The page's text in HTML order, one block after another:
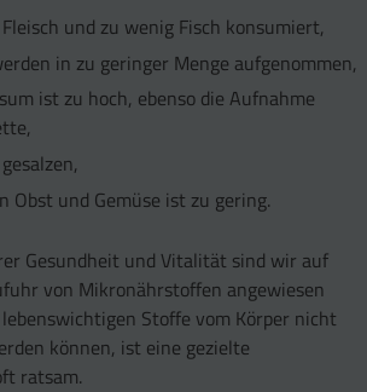
und zu wenig Fisch konsumiert,
in zu geringer Menge aufgenommen,
ist zu hoch, ebenso die Aufnahme
Obst und Gemüse ist zu gering.
Gesundheit und Vitalität sind wir auf
von Mikronährstoffen angewiesen
Stoffe vom Körper nicht
können, ist eine gezielte
ratsam.